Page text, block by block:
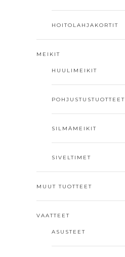
HOITOLAHJAKORTIT
MEIKIT
HUULIMEIKIT
POHJUSTUSTUOTTEET
SILMÄMEIKIT
SIVELTIMET
MUUT TUOTTEET
VAATTEET
ASUSTEET